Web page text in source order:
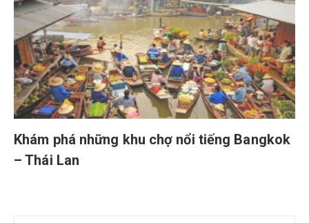
Khám phá những khu chợ nổi tiếng Bangkok
– Thái Lan